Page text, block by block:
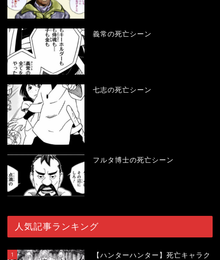
義常の死亡シーン
七志の死亡シーン
フルタ博士の死亡シーン
人気記事ランキング
1
【ハンターハンター】死亡キャラク